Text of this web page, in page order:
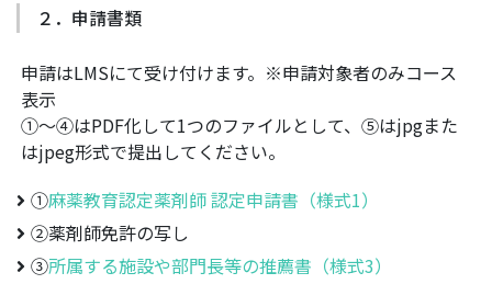
２．申請書類
申請はLMSにて受け付けます。※申請対象者のみコース
表示
①～④はPDF化して1つのファイルとして、⑤はjpgまた
はjpeg形式で提出してください。
①麻薬教育認定薬剤師 認定申請書（様式1）
②薬剤師免許の写し
③所属する施設や部門長等の推薦書（様式3）